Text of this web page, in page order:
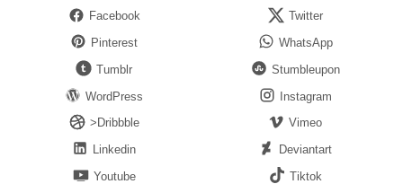
Facebook
Twitter
Pinterest
WhatsApp
Tumblr
Stumbleupon
WordPress
Instagram
>Dribbble
Vimeo
Linkedin
Deviantart
Youtube
Tiktok